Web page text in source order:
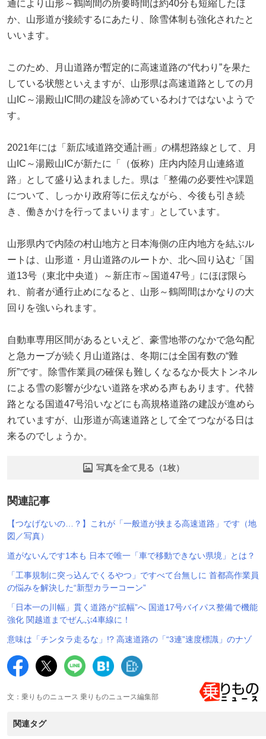
通により山形～鶴岡間の所要時間は約40分も短縮したほ
か、山形道が接続するにあたり、除雪体制も強化されたと
いいます。
このため、月山道路が暫定的に高速道路の“代わり”を果た
している状態といえますが、山形県は高速道路としての月
山IC～湯殿山IC間の建設を諦めているわけではないようで
す。
2021年には「新広域道路交通計画」の構想路線として、月
山IC～湯殿山ICが新たに「（仮称）庄内内陸月山連絡道
路」として盛り込まれました。県は「整備の必要性や課題
について、しっかり政府等に伝えながら、今後も引き続
き、働きかけを行ってまいります」としています。
山形県内で内陸の村山地方と日本海側の庄内地方を結ぶル
ートは、山形道・月山道路のルートか、北へ回り込む「国
道13号（東北中央道）～新庄市～国道47号」にほぼ限ら
れ、前者が通行止めになると、山形～鶴岡間はかなりの大
回りを強いられます。
自動車専用区間があるといえど、豪雪地帯のなかで急勾配
と急カーブが続く月山道路は、冬期には全国有数の“難
所”です。除雪作業員の確保も難しくなるなか長大トンネル
による雪の影響が少ない道路を求める声もあります。代替
路となる国道47号沿いなどにも高規格道路の建設が進めら
れていますが、山形道が高速道路として全てつながる日は
来るのでしょうか。
写真を全て見る（1枚）
関連記事
【つなげないの…？】これが「一般道が挟まる高速道路」です（地
図／写真）
道がないんです1本も 日本で唯一「車で移動できない県境」とは？
「工事規制に突っ込んでくるやつ」ですべて台無しに 首都高作業員
の悩みを解決した“新型カラーコーン”
「日本一の川幅」貫く道路が“拡幅”へ 国道17号バイパス整備で機能
強化 関越道までぜんぶ4車線に！
意味は「チンタラ走るな」!? 高速道路の「“3連”速度標識」のナゾ
文：乗りものニュース 乗りものニュース編集部
関連タグ